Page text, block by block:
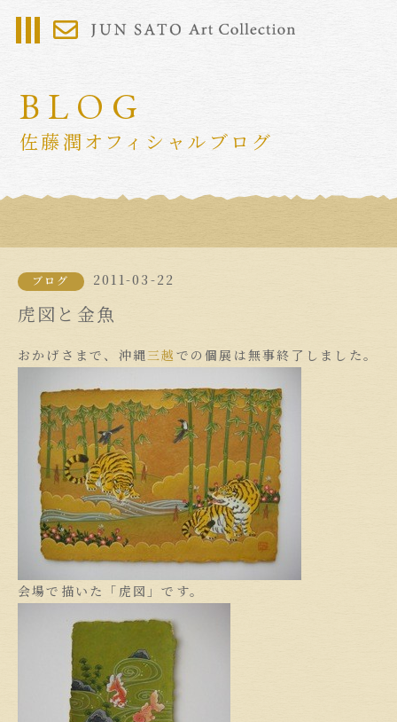
BLOG
佐藤潤オフィシャルブログ
ブログ 2011-03-22
虎図と金魚
おかげさまで、沖縄三越 での個展は無事終了しました。
会場で描いた「虎図」です。